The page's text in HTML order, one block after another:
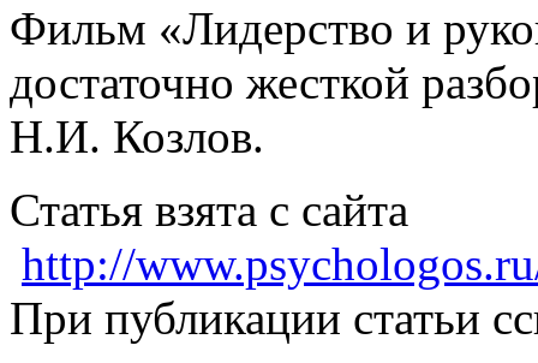
Фильм «Лидерство и
достаточно жесткой
Н.И. Козлов.
Статья взята с сайта
http://
При публикации статьи